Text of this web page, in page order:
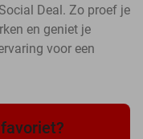
Deal. Zo proef je
en geniet je
voor een